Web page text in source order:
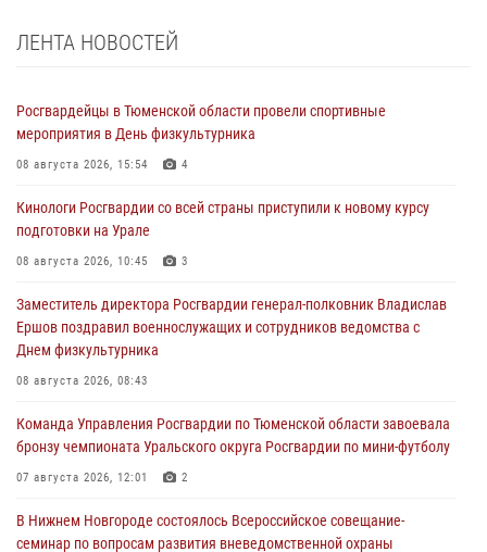
ЛЕНТА НОВОСТЕЙ
Росгвардейцы в Тюменской области провели спортивные
мероприятия в День физкультурника
08 августа 2026, 15:54 4
Кинологи Росгвардии со всей страны приступили к новому курсу
подготовки на Урале
08 августа 2026, 10:45 3
Заместитель директора Росгвардии генерал-полковник Владислав
Ершов поздравил военнослужащих и сотрудников ведомства с
Днем физкультурника
08 августа 2026, 08:43
Команда Управления Росгвардии по Тюменской области завоевала
бронзу чемпионата Уральского округа Росгвардии по мини-футболу
07 августа 2026, 12:01 2
В Нижнем Новгороде состоялось Всероссийское совещание-
семинар по вопросам развития вневедомственной охраны